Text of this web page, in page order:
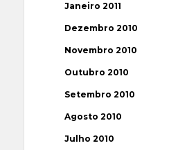
Janeiro 2011
Dezembro 2010
Novembro 2010
Outubro 2010
Setembro 2010
Agosto 2010
Julho 2010